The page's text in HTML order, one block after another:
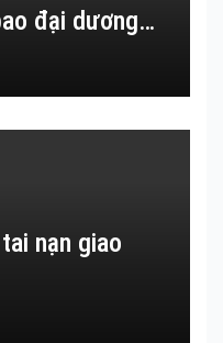
đại dương…
nạn giao